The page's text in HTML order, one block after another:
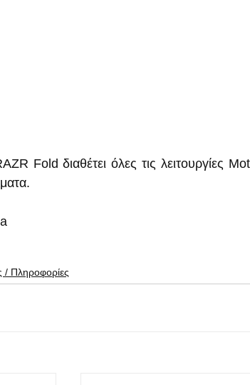
Fold διαθέτει όλες τις λειτουργίες
/ Πληροφορίες